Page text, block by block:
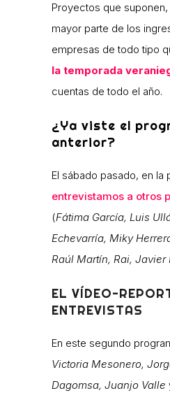
Proyectos que
mayor parte de los
empresas de todo tipo
la temporada
cuentas de todo el año.
¿Ya viste el
anterior?
El sábado pasado, en la
entrevistamos a otros
(Fátima García, Luis
Echevarría, Miky
Raúl Martín, Rai, Javier
EL VÍDEO-
ENTREVISTAS
En este segundo
Victoria Mesonero,
Dagomsa, Juanjo Valle